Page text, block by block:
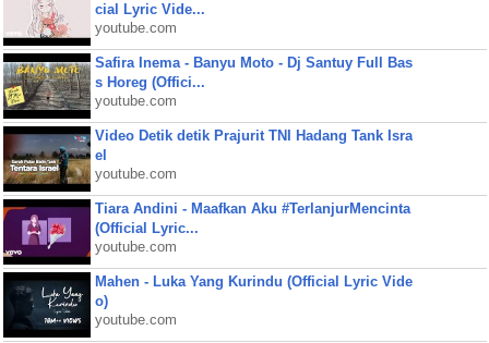
cial Lyric Vide...
youtube.com
Safira Inema - Banyu Moto - Dj Santuy Full Bas
s Horeg (Offici...
youtube.com
Video Detik detik Prajurit TNI Hadang Tank Isra
el
youtube.com
Tiara Andini - Maafkan Aku #TerlanjurMencinta
(Official Lyric...
youtube.com
Mahen - Luka Yang Kurindu (Official Lyric Vide
o)
youtube.com